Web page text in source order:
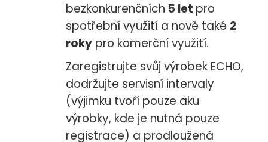
bezkonkurenčních 5 let pro
spotřební využití a nově také 2
roky pro komerční využití.
Zaregistrujte svůj výrobek ECHO,
dodržujte servisní intervaly
(výjimku tvoří pouze aku
výrobky, kde je nutná pouze
registrace) a prodloužená